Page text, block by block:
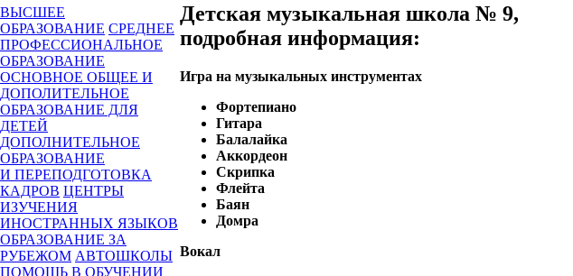
ВЫСШЕЕ
ОБРАЗОВАНИЕ СРЕДНЕЕ
ПРОФЕССИОНАЛЬНОЕ
ОБРАЗОВАНИЕ
ОСНОВНОЕ ОБЩЕЕ И
ДОПОЛИТЕЛЬНОЕ
ОБРАЗОВАНИЕ ДЛЯ
ДЕТЕЙ
ДОПОЛНИТЕЛЬНОЕ
ОБРАЗОВАНИЕ
И ПЕРЕПОДГОТОВКА
КАДРОВ ЦЕНТРЫ
ИЗУЧЕНИЯ
ИНОСТРАННЫХ ЯЗЫКОВ
ОБРАЗОВАНИЕ ЗА
РУБЕЖОМ АВТОШКОЛЫ
ПОМОЩЬ В ОБУЧЕНИИ
Детская музыкальная школа № 9,
подробная информация:
Игра на музыкальных инструментах
Фортепиано
Гитара
Балалайка
Аккордеон
Скрипка
Флейта
Баян
Домра
Вокал